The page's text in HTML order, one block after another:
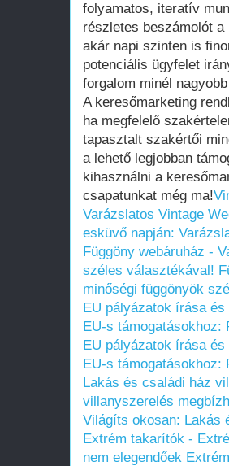
folyamatos, iteratív
részletes beszámolót
akár napi szinten is
potenciális ügyfelet
forgalom minél
A keresőmarketing
ha megfelelő
tapasztalt szakértői
a lehető legjobban
kihasználni a
csapatunkat még ma!
Varázslatos Vintage
esküvő napján:
Függöny webáruház -
széles választékával!
minőségi függönyök
EU pályázatok írása
EU-s támogatásokhoz:
EU pályázatok írása
EU-s támogatásokhoz:
Lakás és családi ház
villanyszerelés
Világíts okosan: Lakás
Extrém takarítók -
nem elegendőek